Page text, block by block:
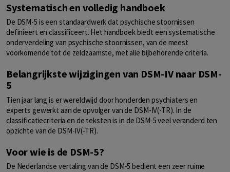
Systematisch en volledig handboek
De DSM-5 is een standaardwerk dat psychische stoornissen
definieert en classificeert. Het handboek biedt een systematische
onderverdeling van psychische stoornissen, van de meest
voorkomende tot de zeldzaamste, met alle bijbehorende criteria.
Belangrijkste wijzigingen van DSM-IV naar DSM-
5
Tien jaar lang is er wereldwijd door honderden psychiaters en
experts gewerkt aan de opvolger van de DSM-IV(-TR). In de
classificatiecriteria en de teksten is in de DSM-5 veel veranderd ten
opzichte van de DSM-IV(-TR).
Voor wie is de DSM-5?
De Nederlandse vertaling van de DSM-5 bedient een zeer ruime